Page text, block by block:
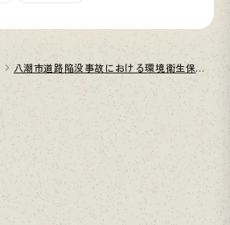
八潮市道路陥没事故における環境衛生保全の支援体制を強化